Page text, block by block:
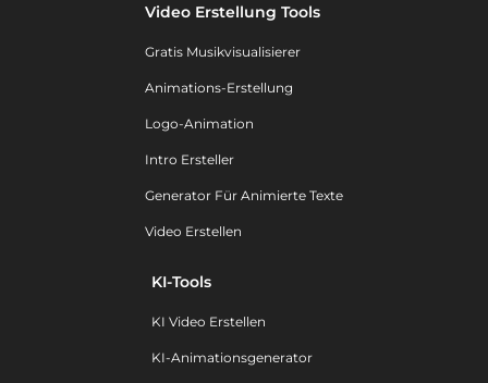
Video Erstellung Tools
Gratis Musikvisualisierer
Animations-Erstellung
Logo-Animation
Intro Ersteller
Generator Für Animierte Texte
Video Erstellen
KI-Tools
KI Video Erstellen
KI-Animationsgenerator